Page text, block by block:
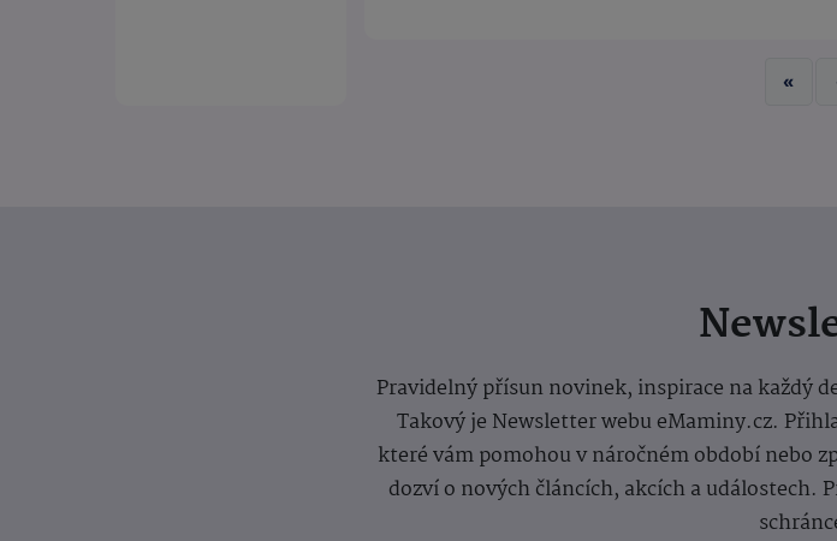
«
Pravidelný přísun novinek, inspirace na každý
Takový je Newsletter webu eMaminy.cz.
které vám pomohou v náročném období nebo
dozví o nových článcích, akcích a událostech.